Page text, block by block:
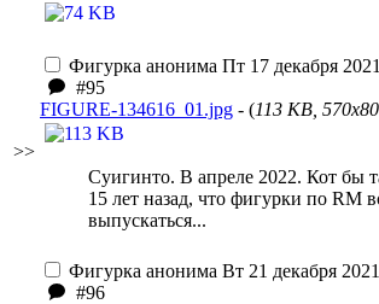
>>
Фигурка анонима Пт 17 декабря
#95
FIGURE-134616_01.jpg - (113 KB,
Суигинто. В апреле 2022. Кот бы
15 лет назад, что фигурки по RM
выпускаться...
Фигурка анонима Вт 21 декабря
#96